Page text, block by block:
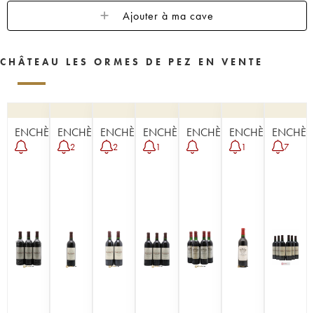
Ajouter à ma cave
CHÂTEAU LES ORMES DE PEZ EN VENTE
ENCHÈREENCHÈRE
2
ENCHÈRE
2
ENCHÈRE
1
ENCHÈREENCHÈRE
1 7